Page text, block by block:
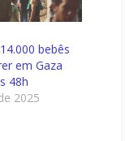
bebês
em Gaza
48h
2025